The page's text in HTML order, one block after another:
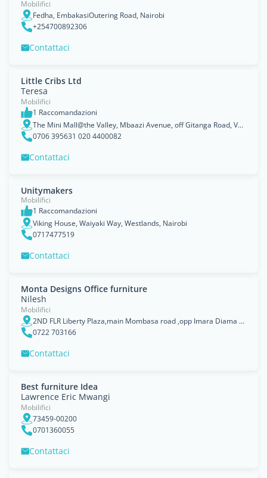
Mobilifici
Fedha, EmbakasiOutering Road, Nairobi
+254700892306
Contattaci
Little Cribs Ltd
Teresa
Mobilifici
1 Raccomandazioni
The Mini Mall@the Valley, Mbaazi Avenue, off Gitanga Road, Valley Arcade, P.O.Box 55414, Nairobi
0706 395631 020 4400082
Contattaci
Unitymakers
Mobilifici
1 Raccomandazioni
Viking House, Waiyaki Way, Westlands, Nairobi
0717477519
Contattaci
Monta Designs Office furniture
Nilesh
Mobilifici
2ND FLR Liberty Plaza,main Mombasa road ,opp Imara Diama railway stn
0722 703166
Contattaci
Best furniture Idea
Lawrence Eric Mwangi
Mobilifici
73459-00200
0701360055
Contattaci